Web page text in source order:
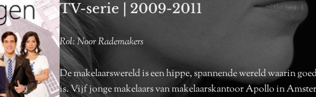
TV-serie | 2009-2011
Rol: Noor Rademakers
De makelaarswereld is een hippe, spannende wereld waarin
is. Vijf jonge makelaars van makelaarskantoor Apollo in